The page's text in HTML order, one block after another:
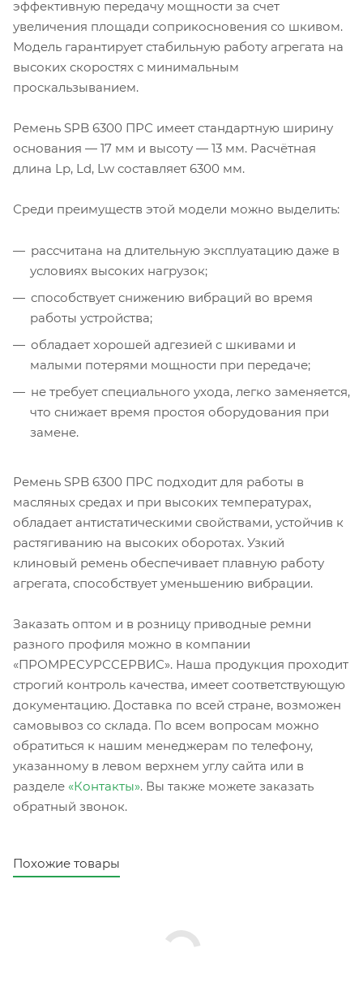
эффективную передачу мощности за счет
увеличения площади соприкосновения со шкивом.
Модель гарантирует стабильную работу агрегата на
высоких скоростях с минимальным
проскальзыванием.
Ремень SPB 6300 ПРС имеет стандартную ширину
основания — 17 мм и высоту — 13 мм. Расчётная
длина Lp, Ld, Lw составляет 6300 мм.
Среди преимуществ этой модели можно выделить:
рассчитана на длительную эксплуатацию даже в
условиях высоких нагрузок;
способствует снижению вибраций во время
работы устройства;
обладает хорошей адгезией с шкивами и
малыми потерями мощности при передаче;
не требует специального ухода, легко заменяется,
что снижает время простоя оборудования при
замене.
Ремень SPB 6300 ПРС подходит для работы в
масляных средах и при высоких температурах,
обладает антистатическими свойствами, устойчив к
растягиванию на высоких оборотах. Узкий
клиновый ремень обеспечивает плавную работу
агрегата, способствует уменьшению вибрации.
Заказать оптом и в розницу приводные ремни
разного профиля можно в компании
«ПРОМРЕСУРССЕРВИС». Наша продукция проходит
строгий контроль качества, имеет соответствующую
документацию. Доставка по всей стране, возможен
самовывоз со склада. По всем вопросам можно
обратиться к нашим менеджерам по телефону,
указанному в левом верхнем углу сайта или в
разделе «Контакты». Вы также можете заказать
обратный звонок.
Похожие товары